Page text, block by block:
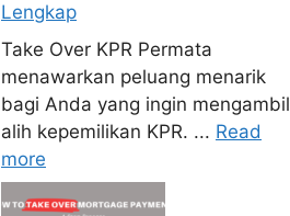
Lengkap
Take Over KPR Permata
menawarkan peluang menarik
bagi Anda yang ingin mengambil
alih kepemilikan KPR. ... Read
more